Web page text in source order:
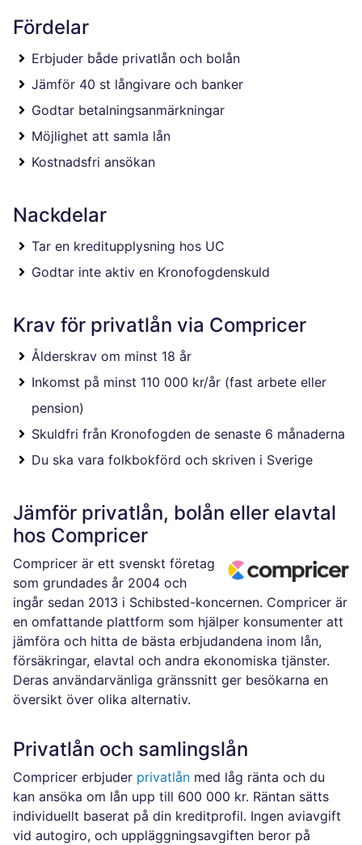
Fördelar
Erbjuder både privatlån och bolån
Jämför 40 st långivare och banker
Godtar betalningsanmärkningar
Möjlighet att samla lån
Kostnadsfri ansökan
Nackdelar
Tar en kreditupplysning hos UC
Godtar inte aktiv en Kronofogdenskuld
Krav för privatlån via Compricer
Ålderskrav om minst 18 år
Inkomst på minst 110 000 kr/år (fast arbete eller
pension)
Skuldfri från Kronofogden de senaste 6 månaderna
Du ska vara folkbokförd och skriven i Sverige
Jämför privatlån, bolån eller elavtal
hos Compricer
Compricer är ett svenskt företag
som grundades år 2004 och
ingår sedan 2013 i Schibsted-koncernen. Compricer är
en omfattande plattform som hjälper konsumenter att
jämföra och hitta de bästa erbjudandena inom lån,
försäkringar, elavtal och andra ekonomiska tjänster.
Deras användarvänliga gränssnitt ger besökarna en
översikt över olika alternativ.
Privatlån och samlingslån
Compricer erbjuder privatlån med låg ränta och du
kan ansöka om lån upp till 600 000 kr. Räntan sätts
individuellt baserat på din kreditprofil. Ingen aviavgift
vid autogiro, och uppläggningsavgiften beror på